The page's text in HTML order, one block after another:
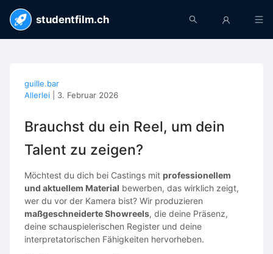
studentfilm.ch
guille.bar
Allerlei
3. Februar 2026
Brauchst du ein Reel, um dein
Talent zu zeigen?
Möchtest du dich bei Castings mit professionellem
und aktuellem Material bewerben, das wirklich zeigt,
wer du vor der Kamera bist? Wir produzieren
maßgeschneiderte Showreels, die deine Präsenz,
deine schauspielerischen Register und deine
interpretatorischen Fähigkeiten hervorheben.